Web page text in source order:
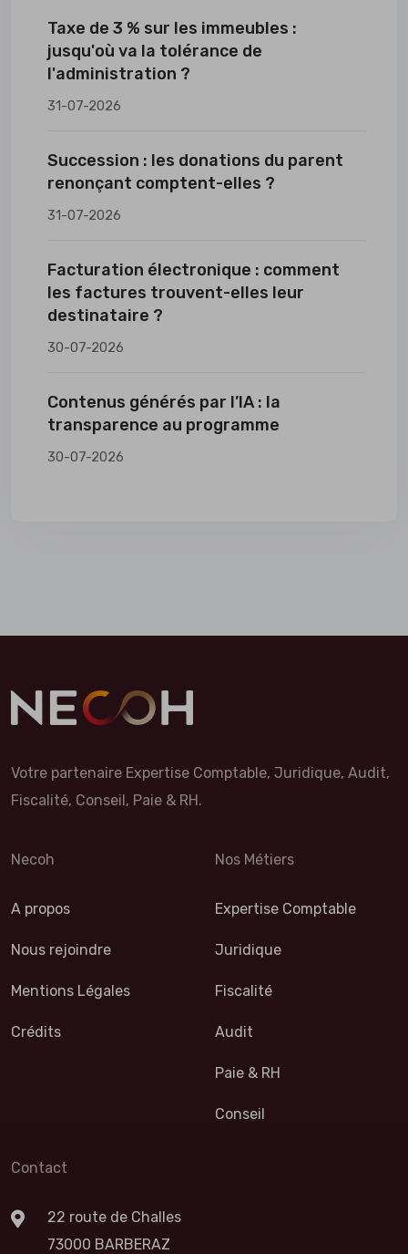
Taxe de 3 % sur les immeubles :
jusqu'où va la tolérance de
l'administration ?
31-07-2026
Succession : les donations du parent
renonçant comptent-elles ?
31-07-2026
Facturation électronique : comment
les factures trouvent-elles leur
destinataire ?
30-07-2026
Contenus générés par l’IA : la
transparence au programme
30-07-2026
Votre partenaire Expertise Comptable, Juridique, Audit,
Fiscalité, Conseil, Paie & RH.
Necoh
A propos
Nous rejoindre
Mentions Légales
Crédits
Nos Métiers
Expertise Comptable
Juridique
Fiscalité
Audit
Paie & RH
Conseil
Contact
22 route de Challes
73000 BARBERAZ